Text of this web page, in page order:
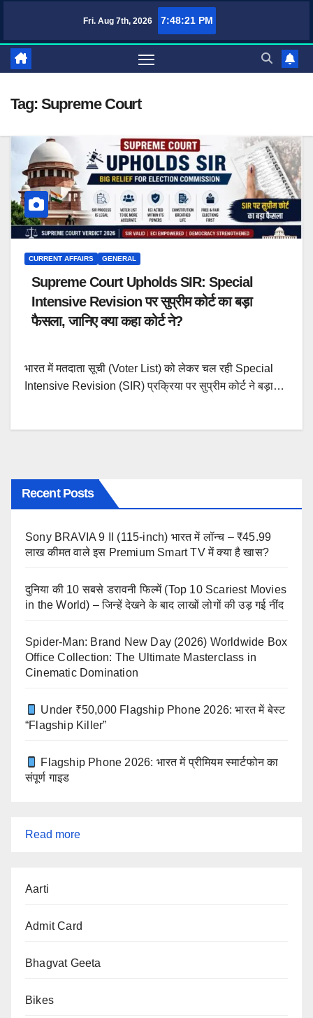
content
Fri. Aug 7th, 2026 7:48:22 PM
Tag: Supreme Court
CURRENT AFFAIRS GENERAL
Supreme Court Upholds SIR: Special
Intensive Revision पर सुप्रीम कोर्ट का बड़ा
फैसला, जानिए क्या कहा कोर्ट ने?
भारत में मतदाता सूची (Voter List) को लेकर चल रही Special
Intensive Revision (SIR) प्रक्रिया पर सुप्रीम कोर्ट ने बड़ा…
Recent Posts
Sony BRAVIA 9 II (115-inch) भारत में लॉन्च – ₹45.99
लाख कीमत वाले इस Premium Smart TV में क्या है खास?
दुनिया की 10 सबसे डरावनी फिल्में (Top 10 Scariest Movies
in the World) – जिन्हें देखने के बाद लाखों लोगों की उड़ गई नींद
Spider-Man: Brand New Day (2026) Worldwide Box
Office Collection: The Ultimate Masterclass in
Cinematic Domination
Under ₹50,000 Flagship Phone 2026: भारत में बेस्ट
“Flagship Killer”
Flagship Phone 2026: भारत में प्रीमियम स्मार्टफोन का
संपूर्ण गाइड
Read more:
Intensive
Aarti
Admit Card
Bhagvat Geeta
Bikes